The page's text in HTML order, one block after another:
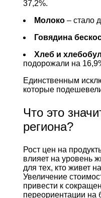
37,2%.
Молоко– стало
Говядина
Хлеб и
подорожали на
Единственным
которые
Что это
региона?
Рост цен на
влияет на уровень
для тех, кто живет
Увеличение
привести к
переориентации на